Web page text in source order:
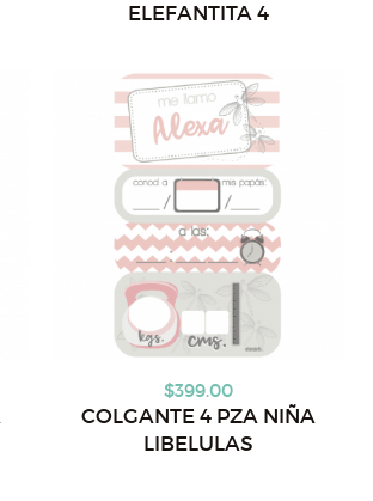
ELEFANTITA 4
$399.00
COLGANTE 4 PZA NIÑA
LIBELULAS